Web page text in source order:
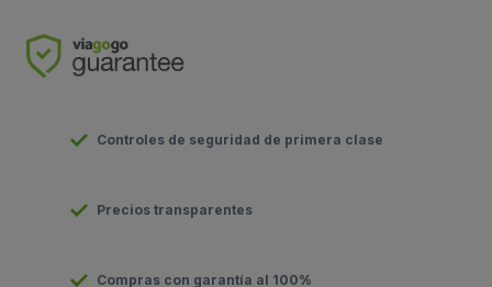
Controles de seguridad de primera clase
Precios transparentes
Compras con garantía al 100%